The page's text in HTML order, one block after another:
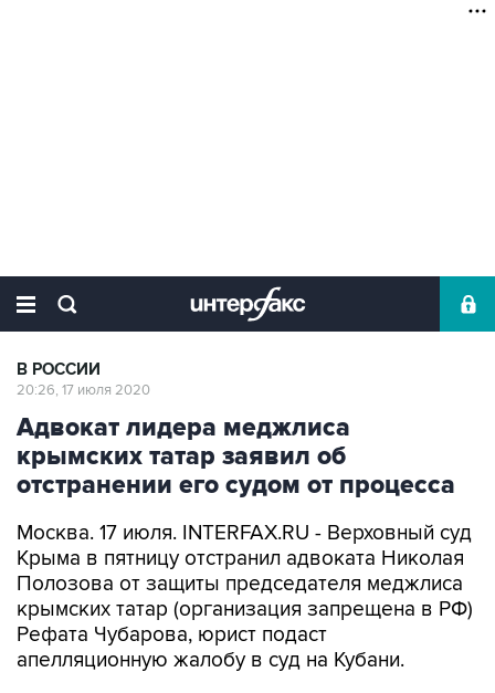
В РОССИИ
20:26, 17 июля 2020
Адвокат лидера меджлиса
крымских татар заявил об
отстранении его судом от процесса
Москва. 17 июля. INTERFAX.RU - Верховный суд
Крыма в пятницу отстранил адвоката Николая
Полозова от защиты председателя меджлиса
крымских татар (организация запрещена в РФ)
Рефата Чубарова, юрист подаст
апелляционную жалобу в суд на Кубани.